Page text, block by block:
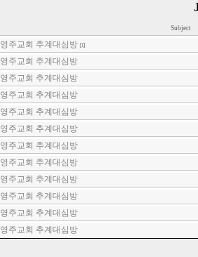
Subject
영주교회 추계대심방 [1]
영주교회 추계대심방
영주교회 추계대심방
영주교회 추계대심방
영주교회 추계대심방
영주교회 추계대심방
영주교회 추계대심방
영주교회 추계대심방
영주교회 추계대심방
영주교회 추계대심방
영주교회 추계대심방
영주교회 추계대심방